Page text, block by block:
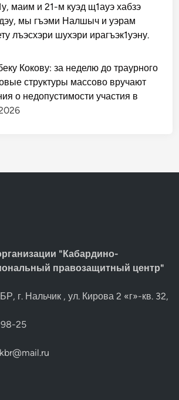
маим и 21-м куэд щ1ауэ хабзэ
мы гъэми Налшыч и уэрам
лъэсхэри шухэри ирагъэк1уэну.
Кокову: за неделю до траурного
структуры массово вручают
о недопустимости участия в
"Кабардино-
правозащитный центр"
г. Нальчик , ул. Кирова 2 «г»-кв. 32,
25